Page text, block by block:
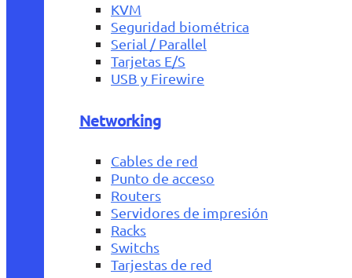
KVM
Seguridad biométrica
Serial / Parallel
Tarjetas E/S
USB y Firewire
Networking
Cables de red
Punto de acceso
Routers
Servidores de impresión
Racks
Switchs
Tarjestas de red